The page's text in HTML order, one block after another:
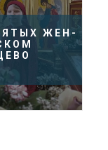
ЖЕН-